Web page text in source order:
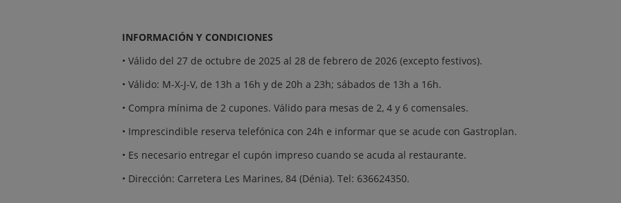
INFORMACIÓN Y CONDICIONES
• Válido del 27 de octubre de 2025 al 28 de febrero de 2026 (excepto festivos).
• Válido: M-X-J-V, de 13h a 16h y de 20h a 23h; sábados de 13h a 16h.
• Compra mínima de 2 cupones. Válido para mesas de 2, 4 y 6 comensales.
• Imprescindible reserva telefónica con 24h e informar que se acude con Gastroplan.
• Es necesario entregar el cupón impreso cuando se acuda al restaurante.
• Dirección: Carretera Les Marines, 84 (Dénia). Tel: 636624350.